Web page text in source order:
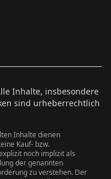
Inhalte, insbesondere
sind urheberrechtlich
Inhalte dienen
Kauf- bzw.
noch implizit als
der genannten
zu verstehen. Der